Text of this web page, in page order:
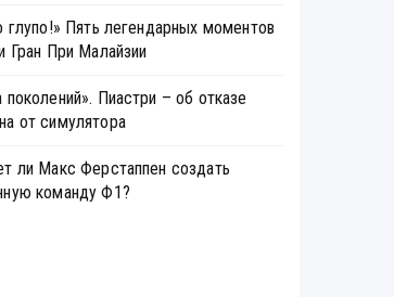
глупо!» Пять легендарных моментов
Гран При Малайзии
поколений». Пиастри – об отказе
от симулятора
ли Макс Ферстаппен создать
команду Ф1?